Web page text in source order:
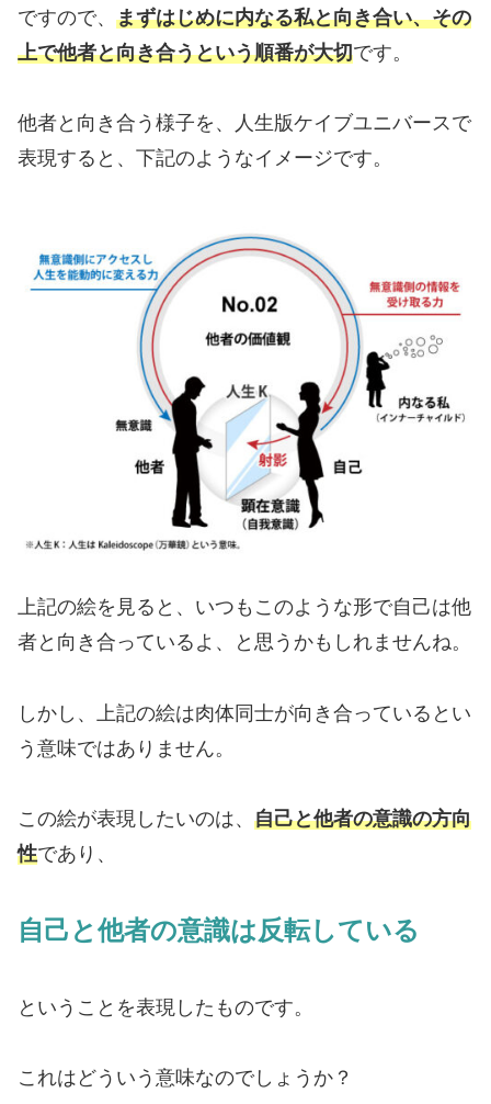
ですので、 まずはじめに内なる私と向き合い、その
上で他者と向き合うという順番が大切です。
他者と向き合う様子を、人生版ケイブユニバースで
表現すると、下記のようなイメージです。
上記の絵を見ると、いつもこのような形で自己は他
者と向き合っているよ、と思うかもしれませんね。
しかし、上記の絵は肉体同士が向き合っているとい
う意味ではありません。
この絵が表現したいのは、 自己と他者の意識の方向
性であり、
自己と他者の意識は反転している
ということを表現したものです。
これはどういう意味なのでしょうか？